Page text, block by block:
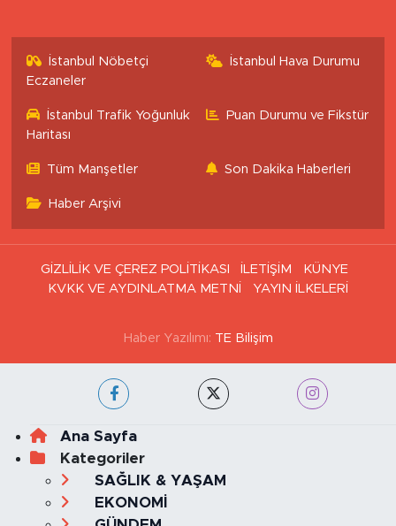
İstanbul Nöbetçi
Eczaneler
İstanbul Hava Durumu
İstanbul Trafik Yoğunluk
Haritası
Puan Durumu ve Fikstür
Tüm Manşetler Son Dakika Haberleri
Haber Arşivi
GİZLİLİK VE ÇEREZ POLİTİKASI İLETİŞİM
KÜNYE
KVKK VE AYDINLATMA METNİ
YAYIN İLKELERİ
Haber Yazılımı: TE Bilişim
Ana Sayfa
Kategoriler
SAĞLIK & YAŞAM
EKONOMİ